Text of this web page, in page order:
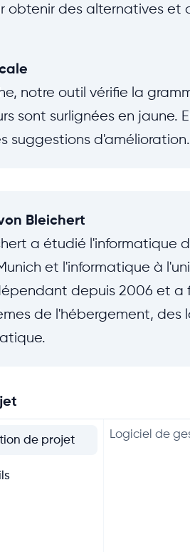
obtenir des alternatives et
notre outil vérifie la
sont surlignées en jaune.
suggestions d'amélioration.
Bleichert
a étudié l'informatique
et l'informatique à
depuis 2006 et a
de l'hébergement, des
de projet Logiciel de